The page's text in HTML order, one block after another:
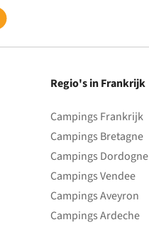
Regio's in Frankrijk
Campings Frankrijk
Campings Bretagne
Campings Dordogne
Campings Vendee
Campings Aveyron
Campings Ardeche